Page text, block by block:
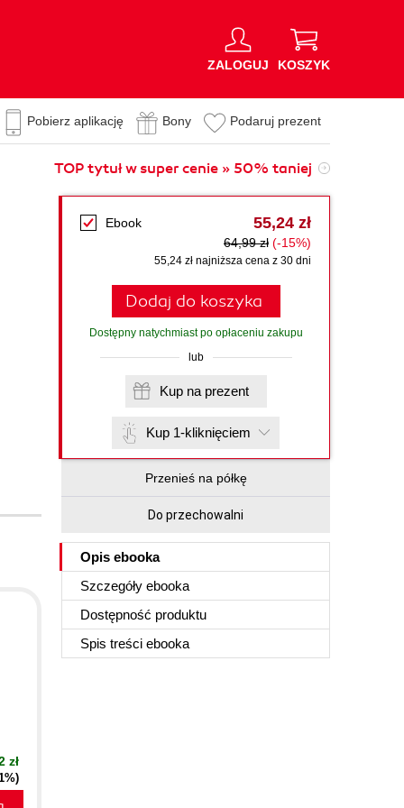
ZALOGUJ KOSZYK
Pobierz aplikację Bony Podaruj prezent
TOP tytuł w super cenie » 50% taniej
Ebook 55,24 zł
64,99 zł (-15%)
55,24 zł najniższa cena z 30 dni
Dodaj do koszyka
Dostępny natychmiast po opłaceniu zakupu
lub
Kup na prezent
Kup 1-kliknięciem
Przenieś na półkę
Do przechowalni
Opis ebooka
Szczegóły ebooka
Dostępność produktu
Spis treści ebooka
zł